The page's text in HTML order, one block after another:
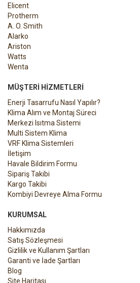
Elicent
Protherm
A. O. Smith
Alarko
Ariston
Watts
Wenta
MÜŞTERI HIZMETLERI
Enerji Tasarrufu Nasıl Yapılır?
Klima Alım ve Montaj Süreci
Merkezi Isıtma Sistemi
Multi Sistem Klima
VRF Klima Sistemleri
İletişim
Havale Bildirim Formu
Sipariş Takibi
Kargo Takibi
Kombiyi Devreye Alma Formu
KURUMSAL
Hakkımızda
Satış Sözleşmesi
Gizlilik ve Kullanım Şartları
Garanti ve İade Şartları
Blog
Site Haritası